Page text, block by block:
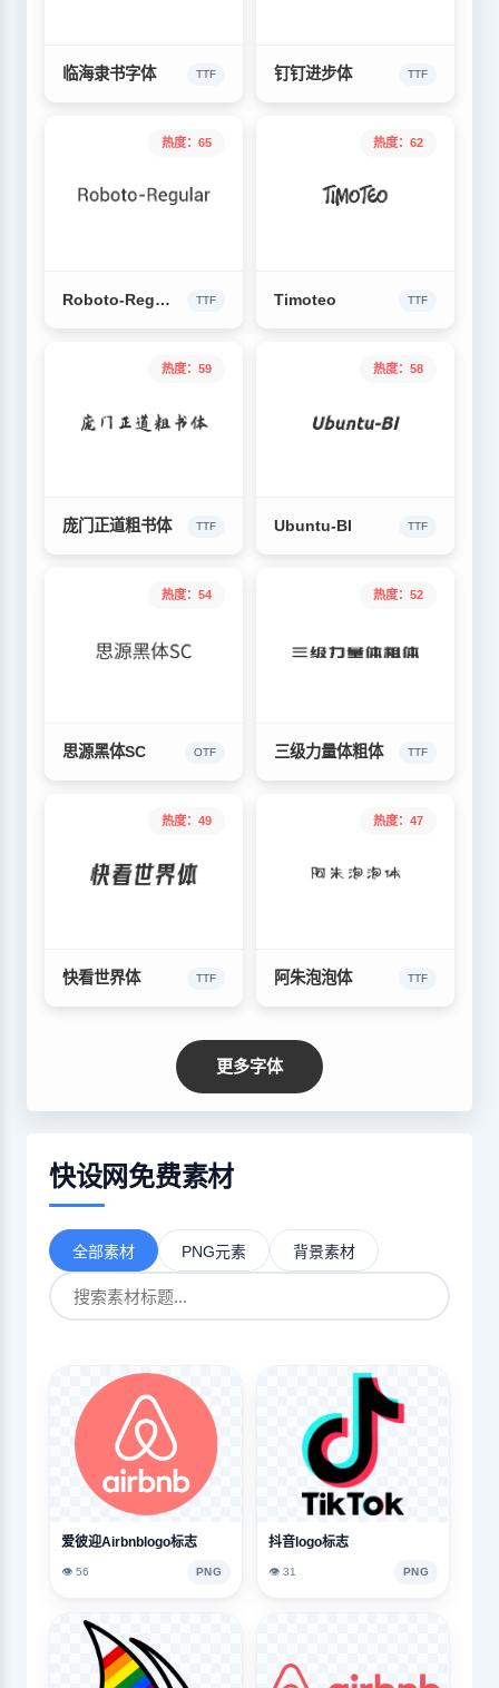
临海隶书字体 TTF 钉钉进步体 TTF
热度：65
Roboto-Regular TTF
热度：62
Timoteo TTF
热度：59
庞门正道粗书体 TTF
热度：58
Ubuntu-BI TTF
热度：54
思源黑体SC OTF
热度：52
三级力量体粗体 TTF
热度：49
快看世界体 TTF
热度：47
阿朱泡泡体 TTF
更多字体
快设网免费素材
全部素材 PNG元素 背景素材
爱彼迎Airbnblogo标志
👁️ 56 PNG
抖音logo标志
👁️ 31 PNG